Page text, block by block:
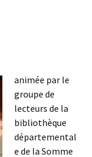
animée par le
groupe de
lecteurs de la
bibliothèque
départemental
e de la Somme